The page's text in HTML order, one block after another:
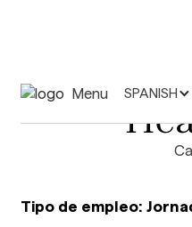
Menu SPANISH
Tipo de empleo: